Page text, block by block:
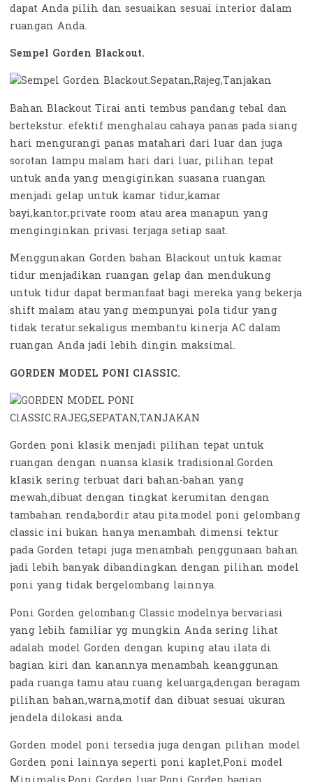
dapat Anda pilih dan sesuaikan sesuai interior dalam
ruangan Anda.
Sempel Gorden Blackout.
Bahan Blackout Tirai anti tembus pandang tebal dan
bertekstur. efektif menghalau cahaya panas pada siang
hari mengurangi panas matahari dari luar dan juga
sorotan lampu malam hari dari luar, pilihan tepat
untuk anda yang mengiginkan suasana ruangan
menjadi gelap untuk kamar tidur,kamar
bayi,kantor,private room atau area manapun yang
menginginkan privasi terjaga setiap saat.
Menggunakan Gorden bahan Blackout untuk kamar
tidur menjadikan ruangan gelap dan mendukung
untuk tidur dapat bermanfaat bagi mereka yang bekerja
shift malam atau yang mempunyai pola tidur yang
tidak teratur.sekaligus membantu kinerja AC dalam
ruangan Anda jadi lebih dingin maksimal.
GORDEN MODEL PONI ClASSIC.
Gorden poni klasik menjadi pilihan tepat untuk
ruangan dengan nuansa klasik tradisional.Gorden
klasik sering terbuat dari bahan-bahan yang
mewah,dibuat dengan tingkat kerumitan dengan
tambahan renda,bordir atau pita.model poni gelombang
classic ini bukan hanya menambah dimensi tektur
pada Gorden tetapi juga menambah penggunaan bahan
jadi lebih banyak dibandingkan dengan pilihan model
poni yang tidak bergelombang lainnya.
Poni Gorden gelombang Classic modelnya bervariasi
yang lebih familiar yg mungkin Anda sering lihat
adalah model Gorden dengan kuping atau ilata di
bagian kiri dan kanannya menambah keanggunan
pada ruanga tamu atau ruang keluarga,dengan beragam
pilihan bahan,warna,motif dan dibuat sesuai ukuran
jendela dilokasi anda.
Gorden model poni tersedia juga dengan pilihan model
Gorden poni lainnya seperti poni kaplet,Poni model